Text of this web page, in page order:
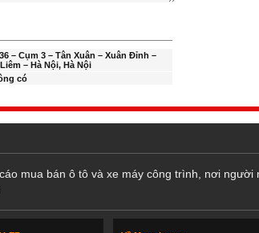
– Cụm 3 – Tân Xuân – Xuân Đỉnh –
– Hà Nội, Hà Nội
có
mua bán ô tô và xe máy công trình, nơi